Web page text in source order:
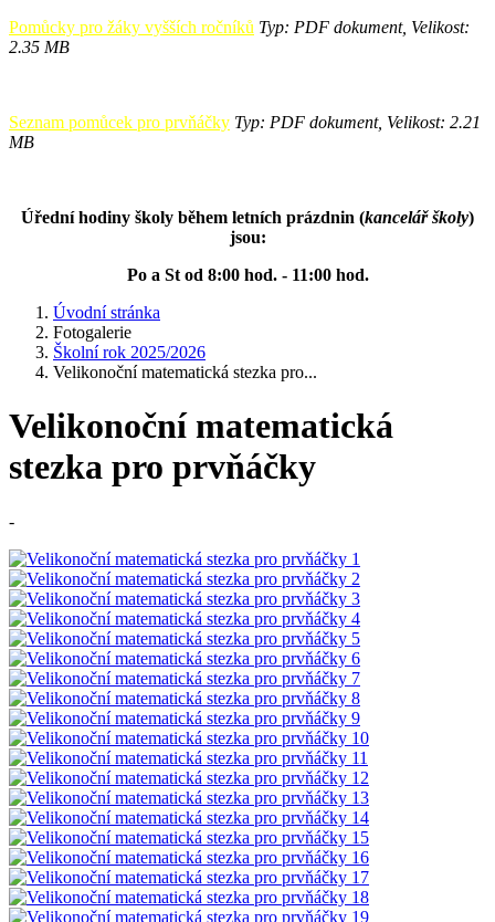
Pomůcky pro žáky vyšších ročníků Typ: PDF dokument, Velikost:
2.35 MB
Seznam pomůcek pro prvňáčky Typ: PDF dokument, Velikost: 2.21
MB
Úřední hodiny školy během letních prázdnin (kancelář školy)
jsou:
Po a St od 8:00 hod. - 11:00 hod.
Úvodní stránka
Fotogalerie
Školní rok 2025/2026
Velikonoční matematická stezka pro...
Velikonoční matematická
stezka pro prvňáčky
-